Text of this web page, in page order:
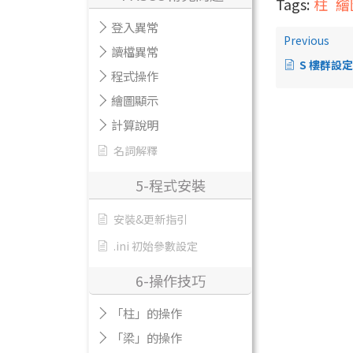
登入異常
讀檔異常
程式操作
繪圖顯示
計算說明
名詞解釋
5-程式安裝
安裝&更新指引
.ini 初始參數設定
6-操作技巧
「柱」的操作
「梁」的操作
Previous
S 樓群設定